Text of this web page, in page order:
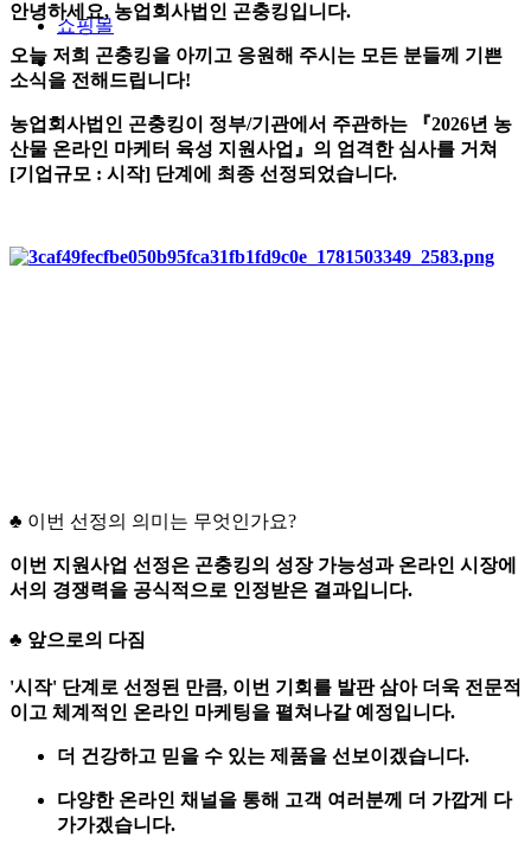
쇼핑몰
안녕하세요, 농업회사법인 곤충킹입니다.
오늘 저희 곤충킹을 아끼고 응원해 주시는 모든 분들께 기쁜
소식을 전해드립니다!
농업회사법인 곤충킹이 정부/기관에서 주관하는 『2026년 농
산물 온라인 마케터 육성 지원사업』의 엄격한 심사를 거쳐
[기업규모 : 시작] 단계에 최종 선정되었습니다.
♣ 이번 선정의 의미는 무엇인가요?
이번 지원사업 선정은 곤충킹의 성장 가능성과 온라인 시장에
서의 경쟁력을 공식적으로 인정받은 결과입니다.
♣ 앞으로의 다짐
'시작' 단계로 선정된 만큼, 이번 기회를 발판 삼아 더욱 전문적
이고 체계적인 온라인 마케팅을 펼쳐나갈 예정입니다.
더 건강하고 믿을 수 있는 제품을 선보이겠습니다.
다양한 온라인 채널 을 통해 고객 여러분께 더 가깝게 다
가가겠습니다.